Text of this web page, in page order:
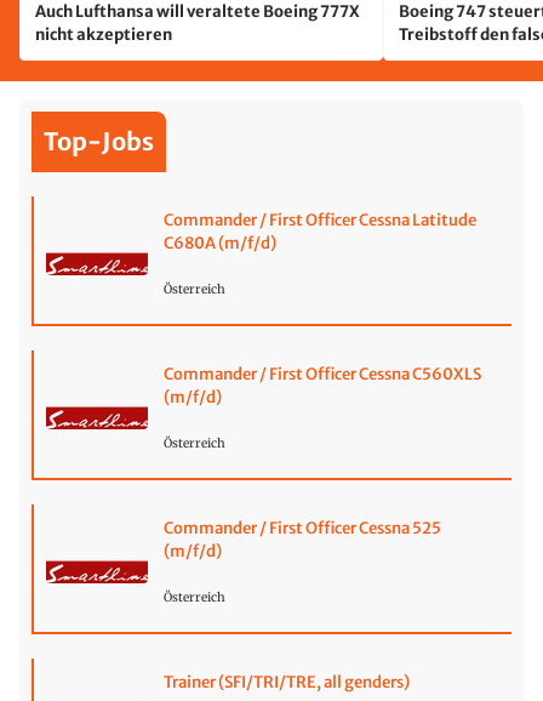
Auch Lufthansa will veraltete Boeing 777X
nicht akzeptieren
Boeing 747
Treibstoff den
Top-Jobs
Commander / First Officer Cessna Latitude
C680A (m/f/d)
Österreich
Commander / First Officer Cessna C560XLS
(m/f/d)
Österreich
Commander / First Officer Cessna 525
(m/f/d)
Österreich
Trainer (SFI/TRI/TRE, all genders)